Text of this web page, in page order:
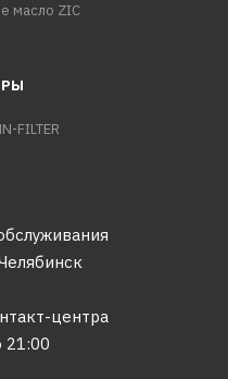
масло ZIC
FILTER
центра
21:00